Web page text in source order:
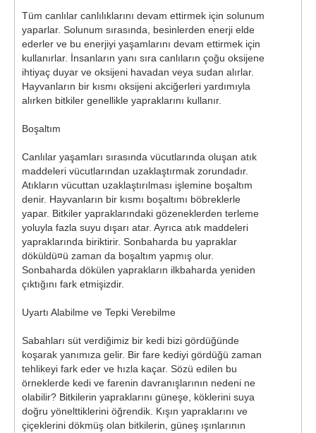
Tüm canlılar canlılıklarını devam ettirmek için solunum
yaparlar. Solunum sırasında, besinlerden enerji elde
ederler ve bu enerjiyi yaşamlarını devam ettirmek için
kullanırlar. İnsanların yanı sıra canlıların çoğu oksijene
ihtiyaç duyar ve oksijeni havadan veya sudan alırlar.
Hayvanların bir kısmı oksijeni akciğerleri yardımıyla
alırken bitkiler genellikle yapraklarını kullanır.
Boşaltım
Canlılar yaşamları sırasında vücutlarında oluşan atık
maddeleri vücutlarından uzaklaştırmak zorundadır.
Atıkların vücuttan uzaklaştırılması işlemine boşaltım
denir. Hayvanların bir kısmı boşaltımı böbreklerle
yapar. Bitkiler yapraklarındaki gözeneklerden terleme
yoluyla fazla suyu dışarı atar. Ayrıca atık maddeleri
yapraklarında biriktirir. Sonbaharda bu yapraklar
döküldü¤ü zaman da boşaltım yapmış olur.
Sonbaharda dökülen yaprakların ilkbaharda yeniden
çıktığını fark etmişizdir.
Uyartı Alabilme ve Tepki Verebilme
Sabahları süt verdiğimiz bir kedi bizi gördüğünde
koşarak yanımıza gelir. Bir fare kediyi gördüğü zaman
tehlikeyi fark eder ve hızla kaçar. Sözü edilen bu
örneklerde kedi ve farenin davranışlarının nedeni ne
olabilir? Bitkilerin yapraklarını güneşe, köklerini suya
doğru yönelttiklerini öğrendik. Kışın yapraklarını ve
çiçeklerini dökmüş olan bitkilerin, güneş ışınlarının